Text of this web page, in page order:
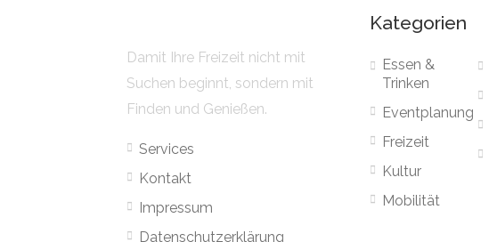
Damit Ihre Freizeit nicht mit
Suchen beginnt, sondern mit
Finden und Genießen.
Services
Kontakt
Impressum
Datenschutzerklärung
Kategorien
Essen &
Trinken
Eventplanung
Freizeit
Kultur
Mobilität